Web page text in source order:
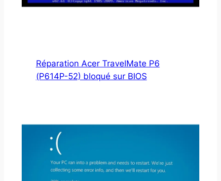
Réparation Acer TravelMate P6
(P614P-52) bloqué sur BIOS